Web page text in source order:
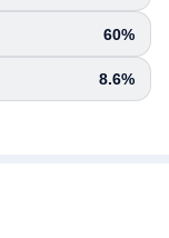
60%
8.6%